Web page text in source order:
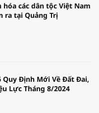
hóa các dân tộc Việt Nam
ra tại Quảng Trị
Quy Định Mới Về Đất Đai,
Lực Tháng 8/2024